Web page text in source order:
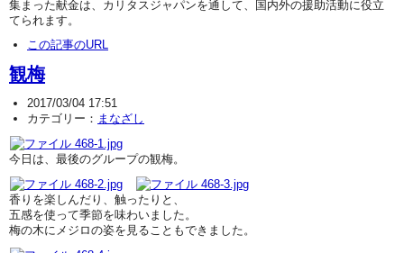
集まった献金は、カリタスジャパンを通して、国内外の援助活動に役立
てられます。
この記事のURL
観梅
2017/03/04 17:51
カテゴリー： まなざし
今日は、最後のグループの観梅。
香りを楽しんだり、触ったりと、
五感を使って季節を味わいました。
梅の木にメジロの姿を見ることもできました。